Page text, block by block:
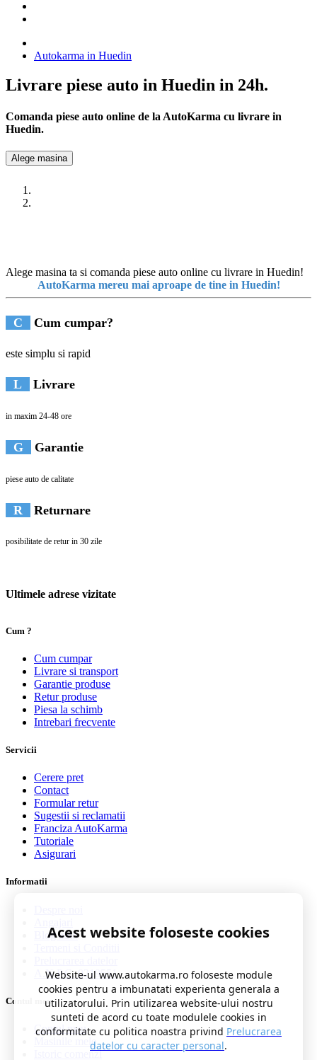
Autokarma in Huedin
Livrare piese auto in Huedin in 24h.
Comanda piese auto online de la AutoKarma cu livrare in
Huedin.
Alege masina
Alege masina ta si comanda piese auto online cu livrare in Huedin!
AutoKarma mereu mai aproape de tine in Huedin!
C Cum cumpar?
este simplu si rapid
L Livrare
in maxim 24-48 ore
G Garantie
piese auto de calitate
R Returnare
posibilitate de retur in 30 zile
Ultimele adrese vizitate
Cum ?
Cum cumpar
Livrare si transport
Garantie produse
Retur produse
Piesa la schimb
Intrebari frecvente
Servicii
Cerere pret
Contact
Formular retur
Sugestii si reclamatii
Franciza AutoKarma
Tutoriale
Asigurari
Informatii
Blog auto
A.N.P.C. 0219551
Contul meu
Contul meu
Masinile mele
Istoric comenzi
Acest website foloseste cookies
Website-ul www.autokarma.ro foloseste module
cookies pentru a imbunatati experienta generala a
utilizatorului. Prin utilizarea website-ului nostru
sunteti de acord cu toate modulele cookies in
conformitate cu politica noastra privind Prelucrarea
datelor cu caracter personal.